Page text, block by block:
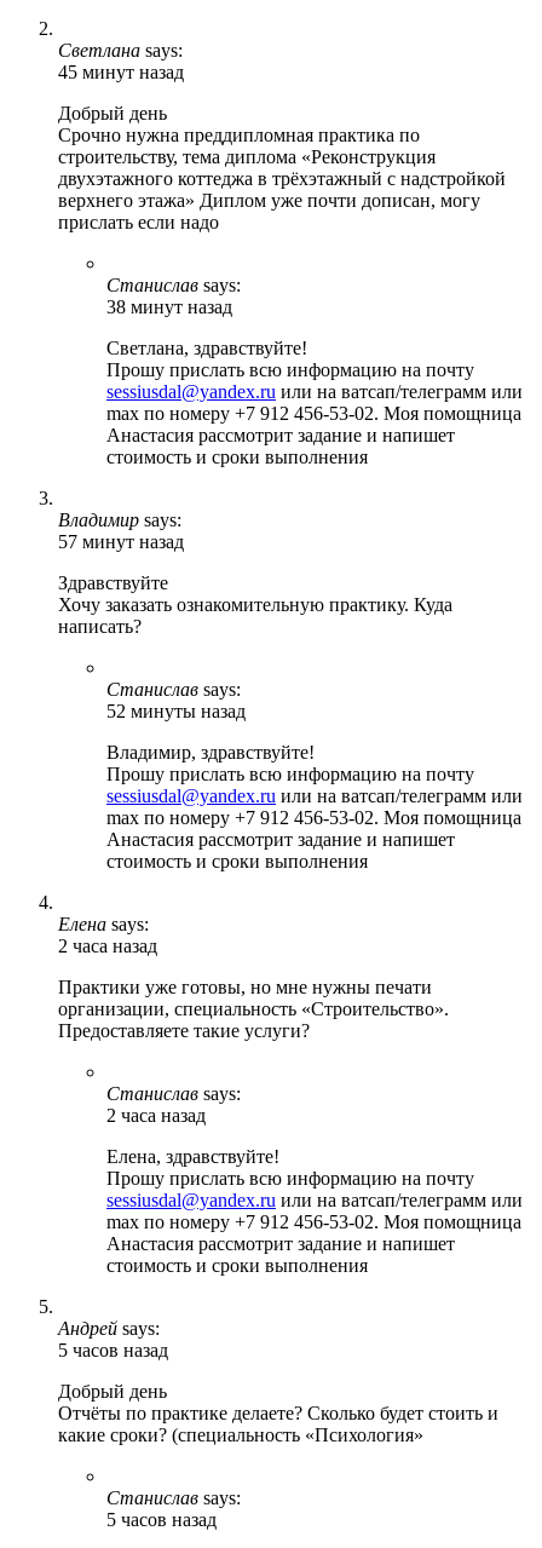
Светлана says:
45 минут назад
Добрый день
Срочно нужна преддипломная практика по
строительству, тема диплома «Реконструкция
двухэтажного коттеджа в трёхэтажный с надстройкой
верхнего этажа» Диплом уже почти дописан, могу
прислать если надо
Станислав says:
38 минут назад
Светлана, здравствуйте!
Прошу прислать всю информацию на почту
sessiusdal@yandex.ru или на ватсап/телеграмм или
max по номеру +7 912 456-53-02. Моя помощница
Анастасия рассмотрит задание и напишет
стоимость и сроки выполнения
Владимир says:
57 минут назад
Здравствуйте
Хочу заказать ознакомительную практику. Куда
написать?
Станислав says:
52 минуты назад
Владимир, здравствуйте!
Прошу прислать всю информацию на почту
sessiusdal@yandex.ru или на ватсап/телеграмм или
max по номеру +7 912 456-53-02. Моя помощница
Анастасия рассмотрит задание и напишет
стоимость и сроки выполнения
Елена says:
2 часа назад
Практики уже готовы, но мне нужны печати
организации, специальность «Строительство».
Предоставляете такие услуги?
Станислав says:
2 часа назад
Елена, здравствуйте!
Прошу прислать всю информацию на почту
sessiusdal@yandex.ru или на ватсап/телеграмм или
max по номеру +7 912 456-53-02. Моя помощница
Анастасия рассмотрит задание и напишет
стоимость и сроки выполнения
Андрей says:
5 часов назад
Добрый день
Отчёты по практике делаете? Сколько будет стоить и
какие сроки? (специальность «Психология»
Станислав says:
5 часов назад